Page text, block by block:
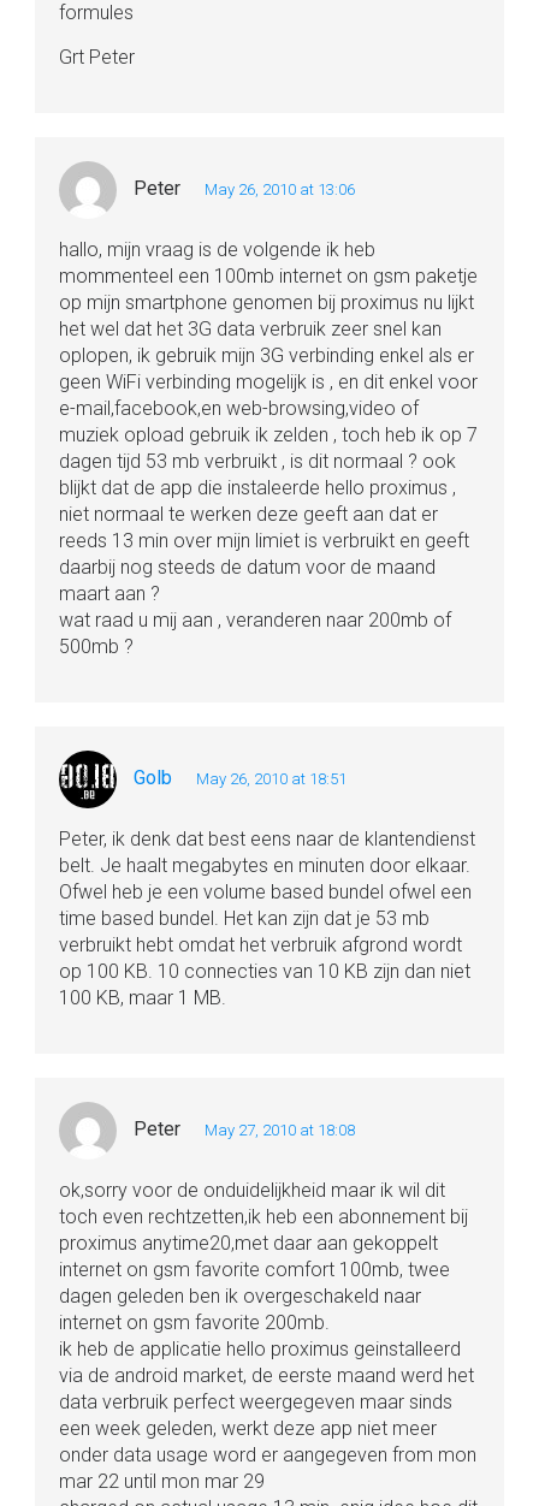
formules
Grt Peter
Peter May 26, 2010 at 13:06
hallo, mijn vraag is de volgende ik heb
mommenteel een 100mb internet on gsm paketje
op mijn smartphone genomen bij proximus nu lijkt
het wel dat het 3G data verbruik zeer snel kan
oplopen, ik gebruik mijn 3G verbinding enkel als er
geen WiFi verbinding mogelijk is , en dit enkel voor
e-mail,facebook,en web-browsing,video of
muziek opload gebruik ik zelden , toch heb ik op 7
dagen tijd 53 mb verbruikt , is dit normaal ? ook
blijkt dat de app die instaleerde hello proximus ,
niet normaal te werken deze geeft aan dat er
reeds 13 min over mijn limiet is verbruikt en geeft
daarbij nog steeds de datum voor de maand
maart aan ?
wat raad u mij aan , veranderen naar 200mb of
500mb ?
Golb May 26, 2010 at 18:51
Peter, ik denk dat best eens naar de klantendienst
belt. Je haalt megabytes en minuten door elkaar.
Ofwel heb je een volume based bundel ofwel een
time based bundel. Het kan zijn dat je 53 mb
verbruikt hebt omdat het verbruik afgrond wordt
op 100 KB. 10 connecties van 10 KB zijn dan niet
100 KB, maar 1 MB.
Peter May 27, 2010 at 18:08
ok,sorry voor de onduidelijkheid maar ik wil dit
toch even rechtzetten,ik heb een abonnement bij
proximus anytime20,met daar aan gekoppelt
internet on gsm favorite comfort 100mb, twee
dagen geleden ben ik overgeschakeld naar
internet on gsm favorite 200mb.
ik heb de applicatie hello proximus geinstalleerd
via de android market, de eerste maand werd het
data verbruik perfect weergegeven maar sinds
een week geleden, werkt deze app niet meer
onder data usage word er aangegeven from mon
mar 22 until mon mar 29